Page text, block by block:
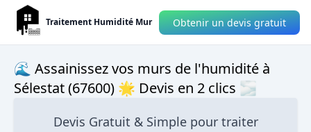
Traitement Humidité Mur Obtenir un devis gratuit
🌊 Assainissez vos murs de l'humidité à
Sélestat (67600) 🌟 Devis en 2 clics 🌫
Devis Gratuit & Simple pour traiter